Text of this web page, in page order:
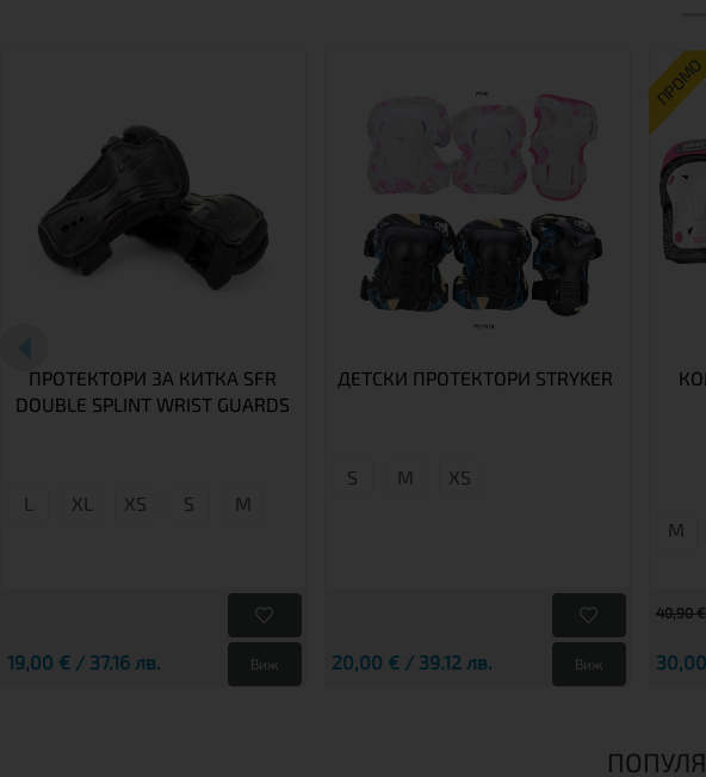
ПРОТЕКТОРИ ЗА КИТКА SFR
DOUBLE SPLINT WRIST GUARDS
L XL XS S М
19,00 € / 37.16 лв. Виж
ДЕТСКИ ПРОТЕКТОРИ STRYKER
S М XS
20,00 € / 39.12 лв. Виж
ПРОМО
M
40,90